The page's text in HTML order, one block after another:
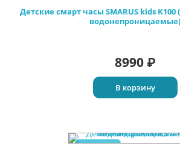
Детские смарт часы SMARUS kids K100
водонепроницаемые)
8990 ₽
В корзину
Новинка